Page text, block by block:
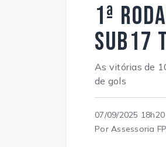
1ª
Sub17
As vitórias de
de gols
07/09/2025 18h20
Por Assessoria